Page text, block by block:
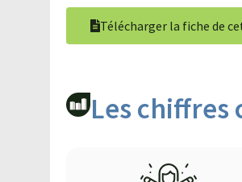
Télécharger la fiche de
Les chiffres